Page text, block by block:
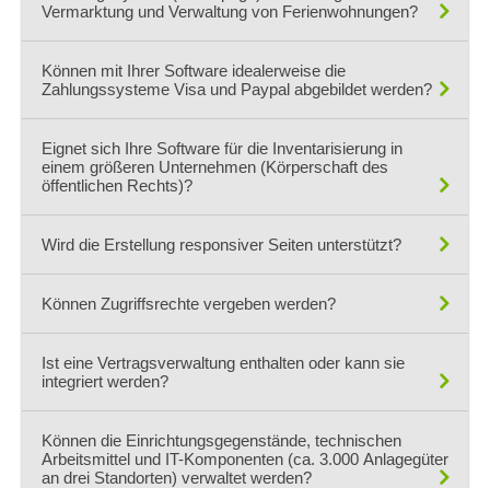
manuellem Updatelauf, um Produktivumgebungen zuvor
Vermarktung und Verwaltung von Ferienwohnungen?
Theoretisch ja. Für diesen Zweck könnte eine andere Lösung
jedoch ebenfalls in Frage kommen. Sprechen Sie einfach mit
Können mit Ihrer Software idealerweise die
Zahlungssysteme Visa und Paypal abgebildet werden?
Ja, verschiedene weitere Zahlungsdienste werden unterstützt.
Individuelle Wunschprogrammierungen nehmen gern wir nach
Aufwand vor.
Eignet sich Ihre Software für die Inventarisierung in
einem größeren Unternehmen (Körperschaft des
öffentlichen Rechts)?
ja, warum nicht. Der Zugriff kann gegen die Öffentlichkeit
geschützt werden bzw. Installationen im Intranet sind möglich.
Wird die Erstellung responsiver Seiten unterstützt?
Ja, auf jeden Fall.
Es gibt ebenfalls auch eine mobile App für iPhone, iPad,
Windows Phone und Android Geräte.
Können Zugriffsrechte vergeben werden?
Ja, es gibt detaillierte, Usergruppenbasierte
Berechtigungskonzepte. Testen Sie den Umfang in unserer Live
Ist eine Vertragsverwaltung enthalten oder kann sie
integriert werden?
Nein, aber je nach Anforderung könnte individuell programmiert
werden.
Können die Einrichtungsgegenstände, technischen
Arbeitsmittel und IT-Komponenten (ca. 3.000 Anlagegüter
an drei Standorten) verwaltet werden?